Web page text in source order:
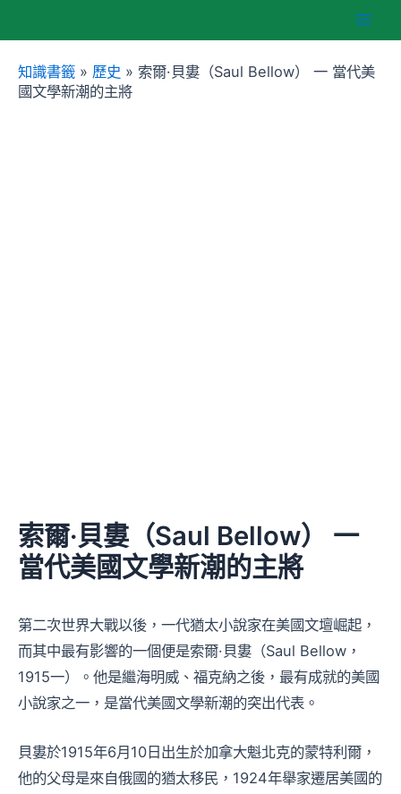
至
知識書籤 » 歷史 » 索爾·貝婁（Saul Bellow） 一 當代美
國文學新潮的主將
索爾·貝婁（Saul Bellow） 一
當代美國文學新潮的主將
第二次世界大戰以後，一代猶太小說家在美國文壇崛起，
而其中最有影響的一個便是索爾·貝婁（Saul Bellow，
1915一）。他是繼海明威、福克納之後，最有成就的美國
小說家之一，是當代美國文學新潮的突出代表。
貝婁於1915年6月10日出生於加拿大魁北克的蒙特利爾，
他的父母是來自俄國的猶太移民，1924年舉家遷居美國的